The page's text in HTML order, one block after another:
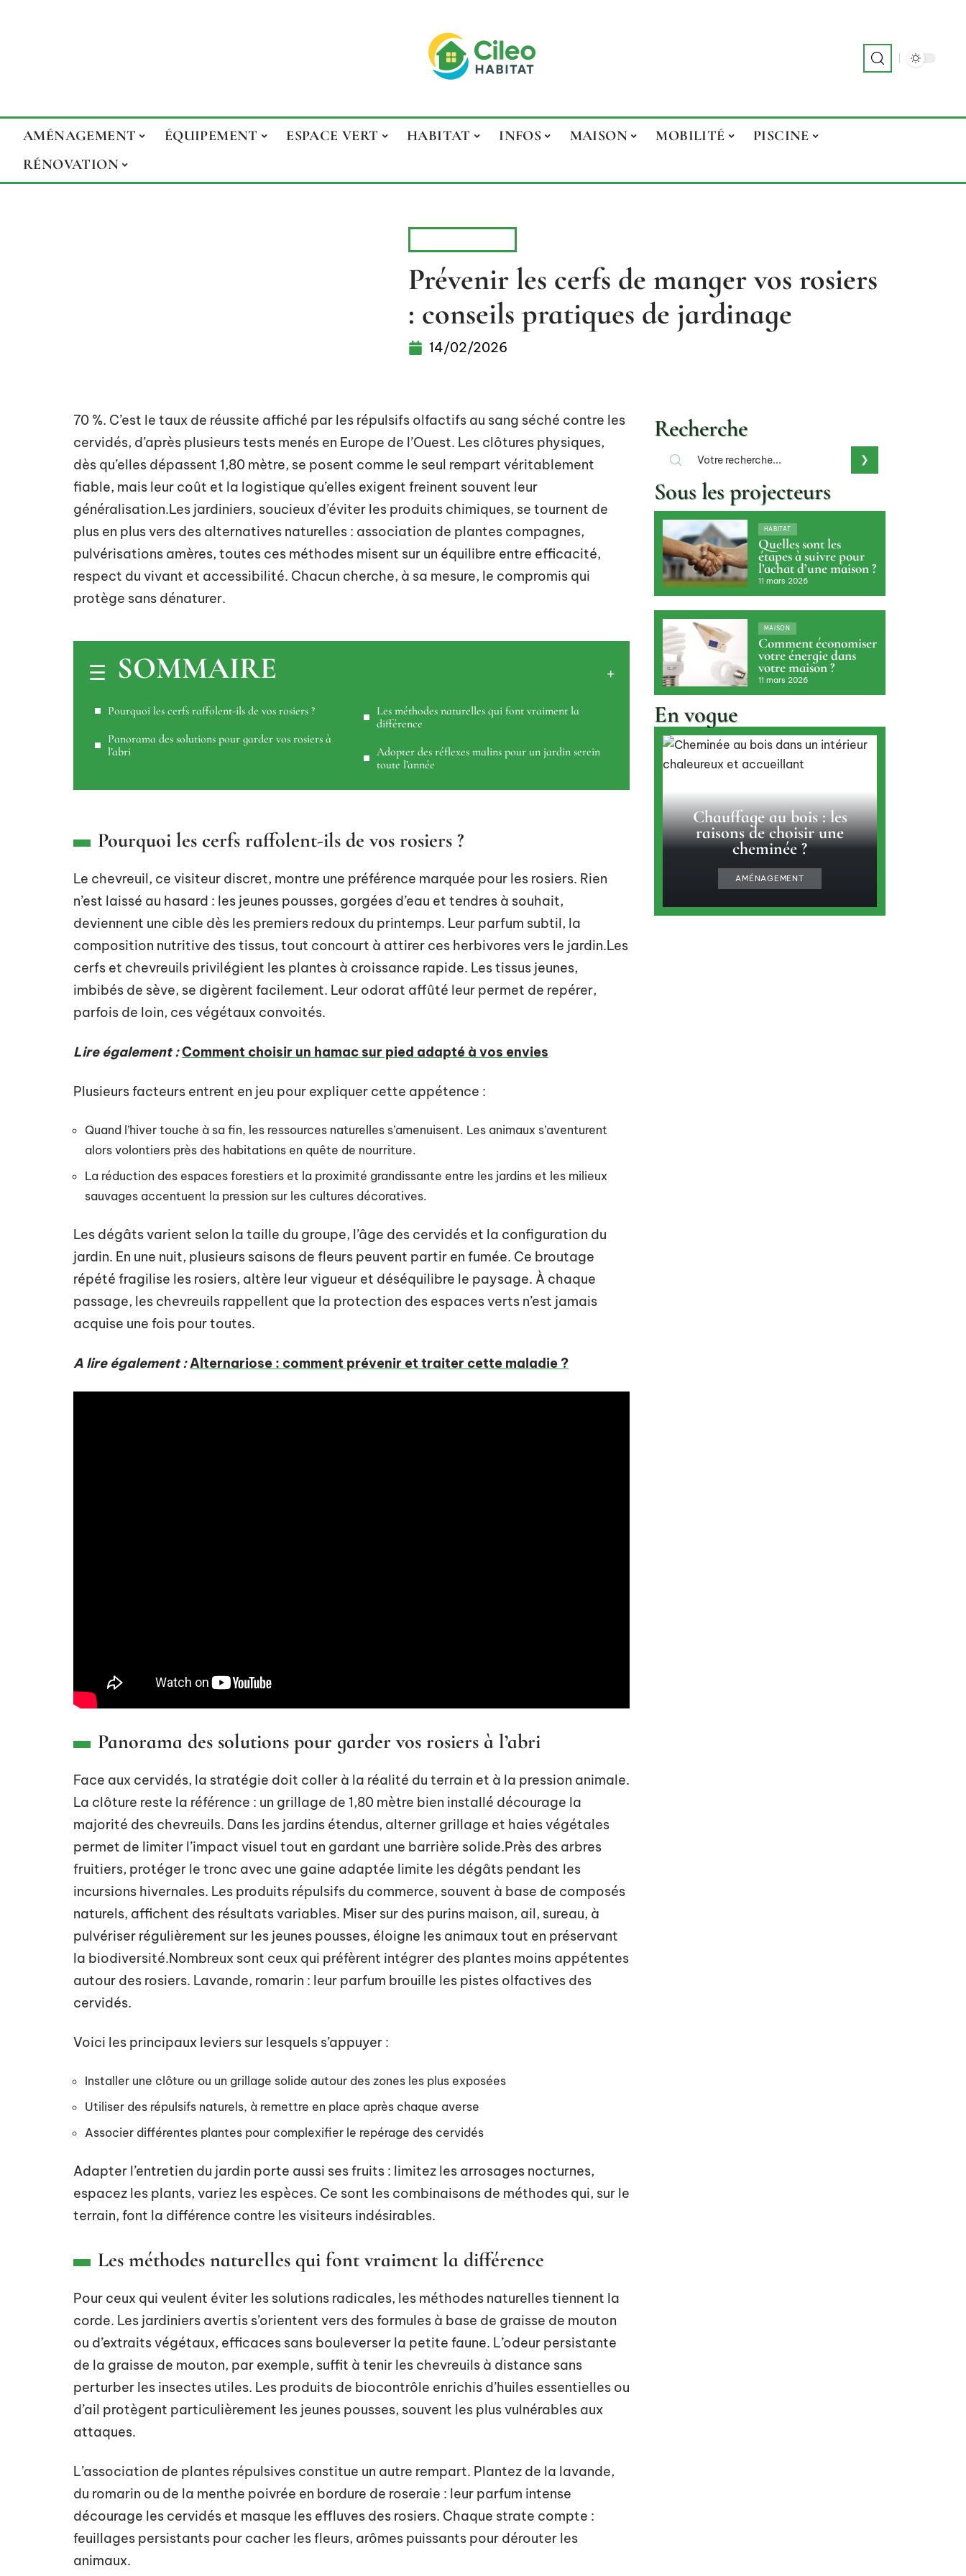
AMÉNAGEMENT ÉQUIPEMENT ESPACE VERT HABITAT INFOS MAISON MOBILITÉ
PISCINE
RÉNOVATION
Prévenir les cerfs de manger vos rosiers
: conseils pratiques de jardinage
14/02/2026
70 %. C’est le taux de réussite affiché par les répulsifs olfactifs au sang séché contre les
cervidés, d’après plusieurs tests menés en Europe de l’Ouest. Les clôtures physiques,
dès qu’elles dépassent 1,80 mètre, se posent comme le seul rempart véritablement
fiable, mais leur coût et la logistique qu’elles exigent freinent souvent leur
généralisation.Les jardiniers, soucieux d’éviter les produits chimiques, se tournent de
plus en plus vers des alternatives naturelles : association de plantes compagnes,
pulvérisations amères, toutes ces méthodes misent sur un équilibre entre efficacité,
respect du vivant et accessibilité. Chacun cherche, à sa mesure, le compromis qui
protège sans dénaturer.
SOMMAIRE
Pourquoi les cerfs raffolent-ils de vos rosiers ?
Panorama des solutions pour garder vos rosiers à
l’abri
Les méthodes naturelles qui font vraiment la
différence
Adopter des réflexes malins pour un jardin serein
toute l’année
Pourquoi les cerfs raffolent-ils de vos rosiers ?
Le chevreuil, ce visiteur discret, montre une préférence marquée pour les rosiers. Rien
n’est laissé au hasard : les jeunes pousses, gorgées d’eau et tendres à souhait,
deviennent une cible dès les premiers redoux du printemps. Leur parfum subtil, la
composition nutritive des tissus, tout concourt à attirer ces herbivores vers le jardin.Les
cerfs et chevreuils privilégient les plantes à croissance rapide. Les tissus jeunes,
imbibés de sève, se digèrent facilement. Leur odorat affûté leur permet de repérer,
parfois de loin, ces végétaux convoités.
Lire également :Comment choisir un hamac sur pied adapté à vos envies
Plusieurs facteurs entrent en jeu pour expliquer cette appétence :
Quand l’hiver touche à sa fin, les ressources naturelles s’amenuisent. Les animaux s’aventurent
alors volontiers près des habitations en quête de nourriture.
La réduction des espaces forestiers et la proximité grandissante entre les jardins et les milieux
sauvages accentuent la pression sur les cultures décoratives.
Les dégâts varient selon la taille du groupe, l’âge des cervidés et la configuration du
jardin. En une nuit, plusieurs saisons de fleurs peuvent partir en fumée. Ce broutage
répété fragilise les rosiers, altère leur vigueur et déséquilibre le paysage. À chaque
passage, les chevreuils rappellent que la protection des espaces verts n’est jamais
acquise une fois pour toutes.
A lire également :Alternariose : comment prévenir et traiter cette maladie ?
Panorama des solutions pour garder vos rosiers à l’abri
Face aux cervidés, la stratégie doit coller à la réalité du terrain et à la pression animale.
La clôture reste la référence : un grillage de 1,80 mètre bien installé décourage la
majorité des chevreuils. Dans les jardins étendus, alterner grillage et haies végétales
permet de limiter l’impact visuel tout en gardant une barrière solide.Près des arbres
fruitiers, protéger le tronc avec une gaine adaptée limite les dégâts pendant les
incursions hivernales. Les produits répulsifs du commerce, souvent à base de composés
naturels, affichent des résultats variables. Miser sur des purins maison, ail, sureau, à
pulvériser régulièrement sur les jeunes pousses, éloigne les animaux tout en préservant
la biodiversité.Nombreux sont ceux qui préfèrent intégrer des plantes moins appétentes
autour des rosiers. Lavande, romarin : leur parfum brouille les pistes olfactives des
cervidés.
Voici les principaux leviers sur lesquels s’appuyer :
Installer une clôture ou un grillage solide autour des zones les plus exposées
Utiliser des répulsifs naturels, à remettre en place après chaque averse
Associer différentes plantes pour complexifier le repérage des cervidés
Adapter l’entretien du jardin porte aussi ses fruits : limitez les arrosages nocturnes,
espacez les plants, variez les espèces. Ce sont les combinaisons de méthodes qui, sur le
terrain, font la différence contre les visiteurs indésirables.
Les méthodes naturelles qui font vraiment la différence
Pour ceux qui veulent éviter les solutions radicales, les méthodes naturelles tiennent la
corde. Les jardiniers avertis s’orientent vers des formules à base de graisse de mouton
ou d’extraits végétaux, efficaces sans bouleverser la petite faune. L’odeur persistante
de la graisse de mouton, par exemple, suffit à tenir les chevreuils à distance sans
perturber les insectes utiles. Les produits de biocontrôle enrichis d’huiles essentielles ou
d’ail protègent particulièrement les jeunes pousses, souvent les plus vulnérables aux
attaques.
L’association de plantes répulsives constitue un autre rempart. Plantez de la lavande,
du romarin ou de la menthe poivrée en bordure de roseraie : leur parfum intense
décourage les cervidés et masque les effluves des rosiers. Chaque strate compte :
feuillages persistants pour cacher les fleurs, arômes puissants pour dérouter les
animaux.
Recherche
Sous les projecteurs
HABITAT
Quelles sont les
étapes à suivre pour
l’achat d’une maison ?
11 mars 2026
MAISON
Comment économiser
votre énergie dans
votre maison ?
11 mars 2026
En vogue
Chauffage au bois : les
raisons de choisir une
cheminée ?
AMÉNAGEMENT